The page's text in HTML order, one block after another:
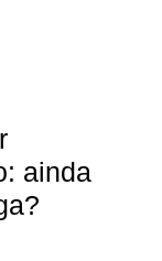
ainda